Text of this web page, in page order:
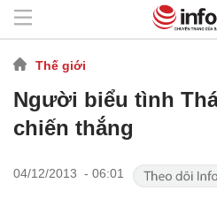
Thế giới
Người biểu tình
chiến thắng
04/12/2013 - 06:01